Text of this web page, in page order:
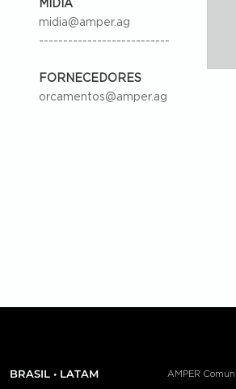
MÍDIA
midia@amper.ag
---------------------------
FORNECEDORES
orcamentos@amper.ag
BRASIL • LATAM AMPER